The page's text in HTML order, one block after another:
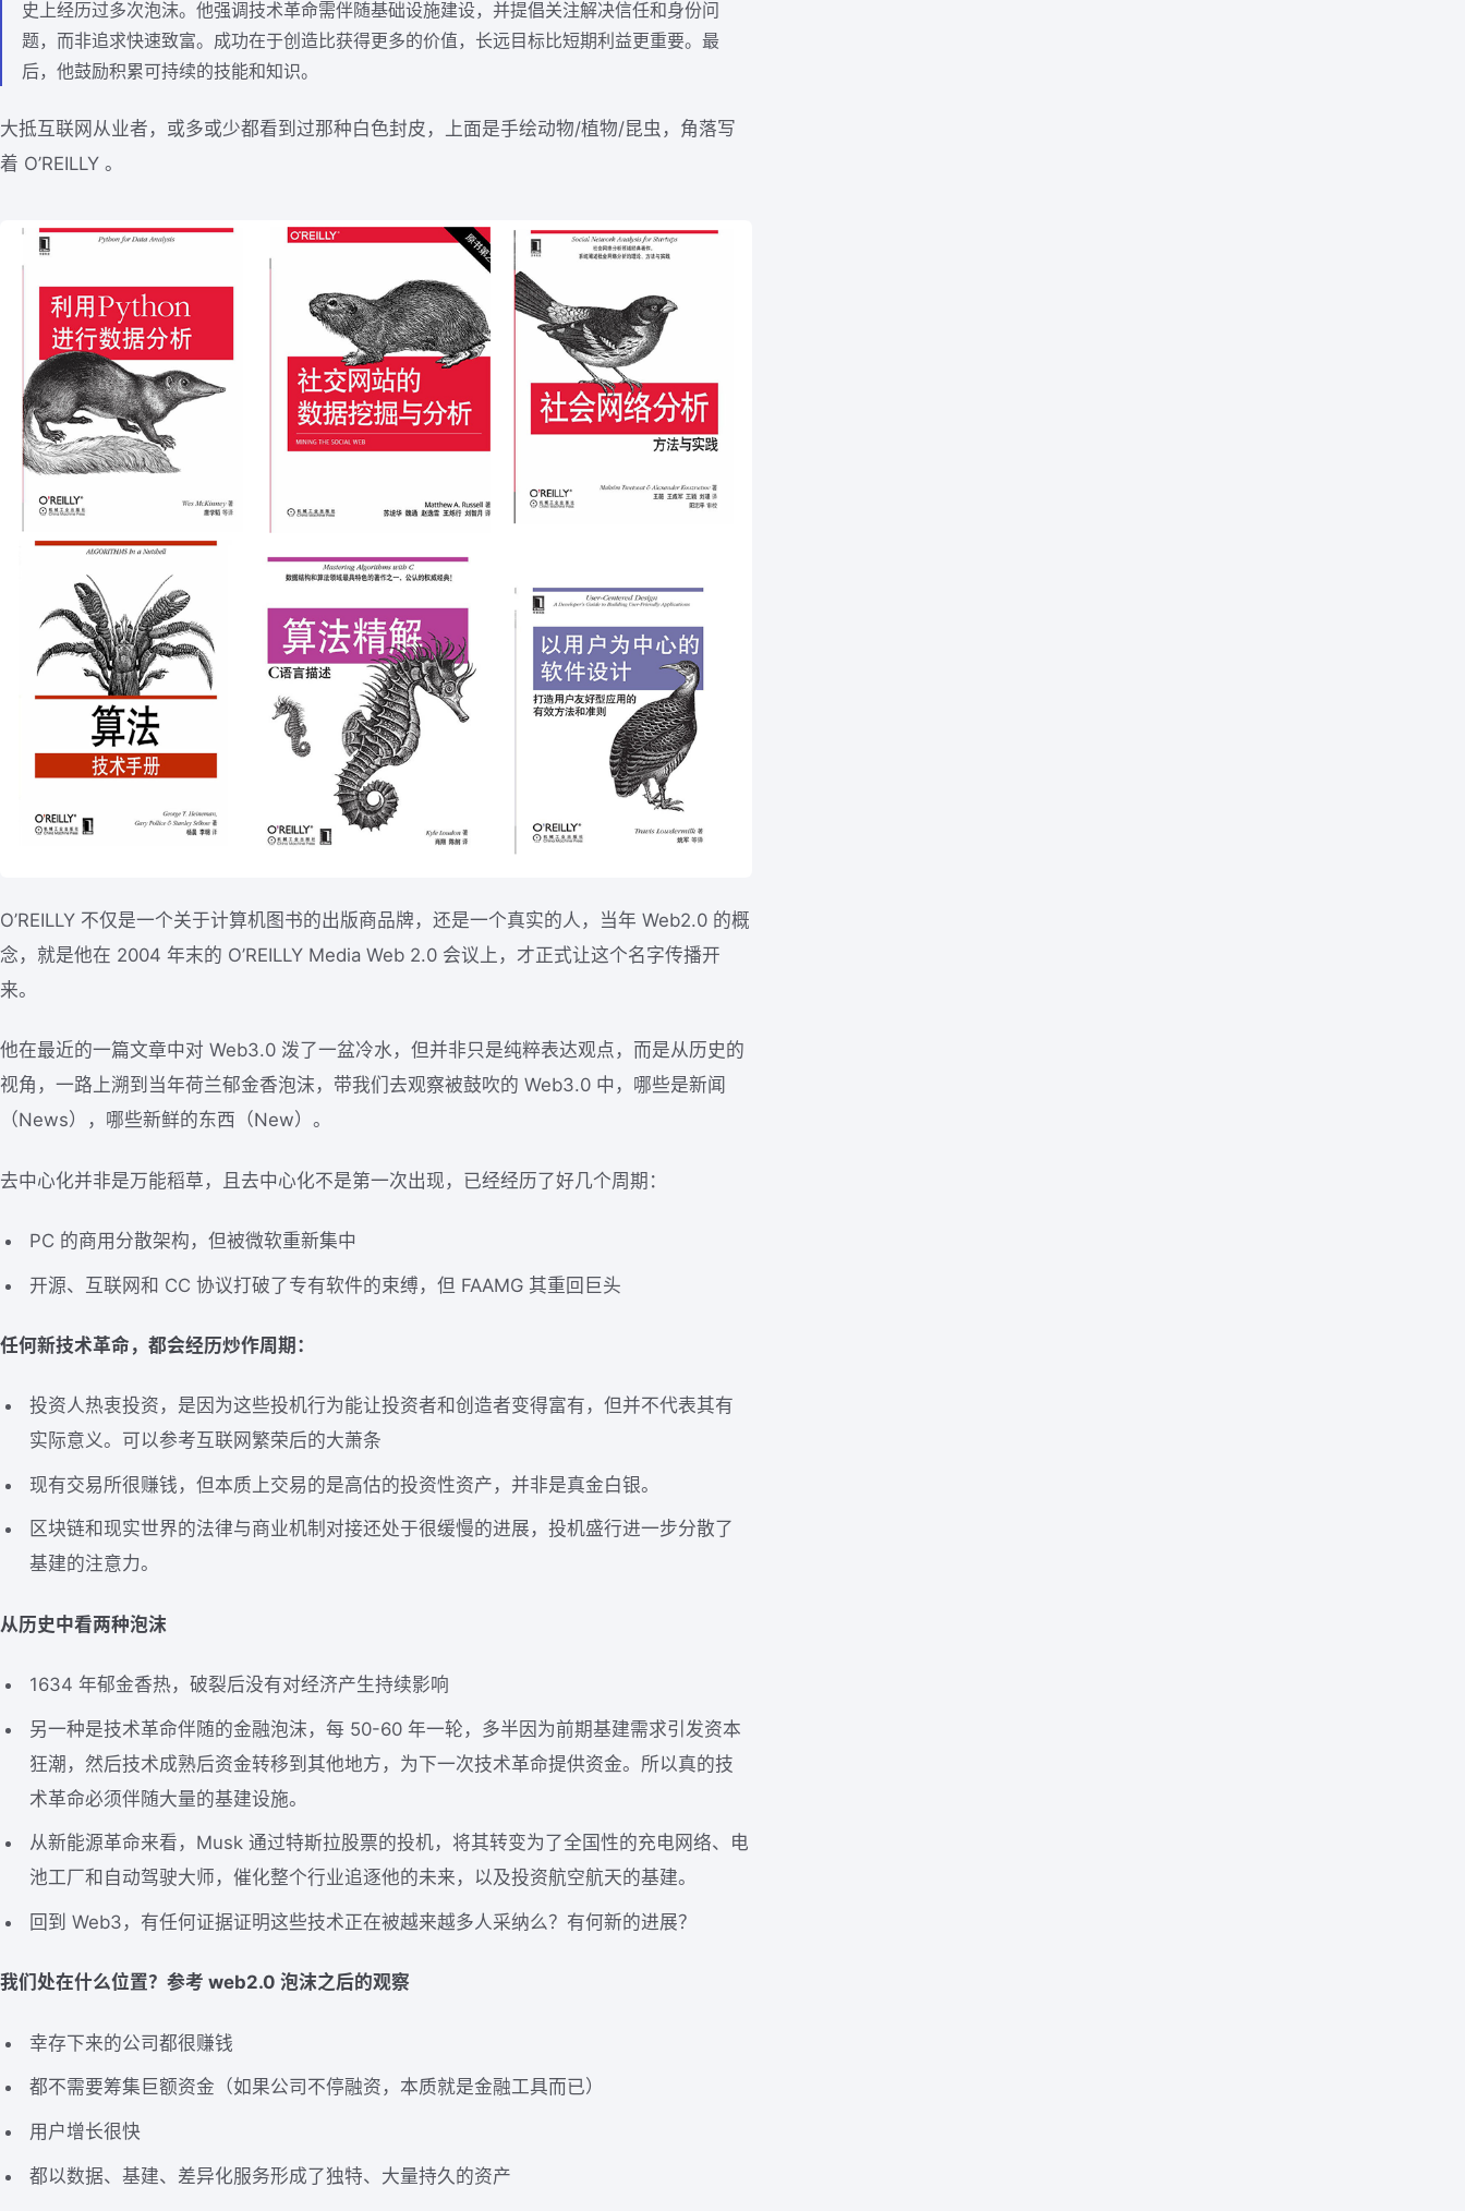
史上经历过多次泡沫。他强调技术革命需伴随基础设施建设，并提倡关注解决信任和身份问
题，而非追求快速致富。成功在于创造比获得更多的价值，长远目标比短期利益更重要。最
后，他鼓励积累可持续的技能和知识。
大抵互联网从业者，或多或少都看到过那种白色封皮，上面是手绘动物/植物/昆虫，角落写
着 O’REILLY 。
O’REILLY 不仅是一个关于计算机图书的出版商品牌，还是一个真实的人，当年 Web2.0 的概
念，就是他在 2004 年末的 O’REILLY Media Web 2.0 会议上，才正式让这个名字传播开
来。
他在最近的一篇文章中对 Web3.0 泼了一盆冷水，但并非只是纯粹表达观点，而是从历史的
视角，一路上溯到当年荷兰郁金香泡沫，带我们去观察被鼓吹的 Web3.0 中，哪些是新闻
（News），哪些新鲜的东西（New）。
去中心化并非是万能稻草，且去中心化不是第一次出现，已经经历了好几个周期：
PC 的商用分散架构，但被微软重新集中
开源、互联网和 CC 协议打破了专有软件的束缚，但 FAAMG 其重回巨头
任何新技术革命，都会经历炒作周期：
投资人热衷投资，是因为这些投机行为能让投资者和创造者变得富有，但并不代表其有
实际意义。可以参考互联网繁荣后的大萧条
现有交易所很赚钱，但本质上交易的是高估的投资性资产，并非是真金白银。
区块链和现实世界的法律与商业机制对接还处于很缓慢的进展，投机盛行进一步分散了
基建的注意力。
从历史中看两种泡沫
1634 年郁金香热，破裂后没有对经济产生持续影响
另一种是技术革命伴随的金融泡沫，每 50-60 年一轮，多半因为前期基建需求引发资本
狂潮，然后技术成熟后资金转移到其他地方，为下一次技术革命提供资金。所以真的技
术革命必须伴随大量的基建设施。
从新能源革命来看，Musk 通过特斯拉股票的投机，将其转变为了全国性的充电网络、电
池工厂和自动驾驶大师，催化整个行业追逐他的未来，以及投资航空航天的基建。
回到 Web3，有任何证据证明这些技术正在被越来越多人采纳么？有何新的进展？
我们处在什么位置？参考 web2.0 泡沫之后的观察
幸存下来的公司都很赚钱
都不需要筹集巨额资金（如果公司不停融资，本质就是金融工具而已）
用户增长很快
都以数据、基建、差异化服务形成了独特、大量持久的资产